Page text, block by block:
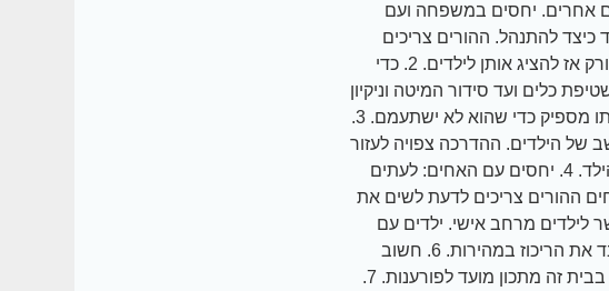
אחרים. יחסים במשפחה ועם
כיצד להתנהל. ההורים צריכים
לגבש עמדות בנוגע לנושאים כמו שיעורי בית, שעות שינה וכו' ביניהם, ורק אז להציג אותן לילדים. 2. כדי
כלים ועד סידור המיטה וניקיון
החדר. המשימות צפויות גם להעניק תחושת ערך לילד וגם להעסיק אותו מספיק כדי שהוא לא ישתעמם. 3.
הילדים. ההדרכה צפויה לעזור
להם גם להבין את האתגרים וגם להבין את ההפרעה ואת התנהגויות הילד. 4. יחסים עם האחים: לעתים
ההורים צריכים לדעת לשים את
להסתדר ביניהם. 5. חשוב לאפשר לילדים מרחב אישי. ילדים עם
ADHD רגישים מאוד למרחב האישי שלהם, וצפיפות גורמת להם לאבד את הריכוז במהירות. 6. חשוב
להשגיח על הילד, משום שהרבה פעמים ילדים עם הפרעות קשב לבד בבית זה מתכון מועד לפורענות. 7.